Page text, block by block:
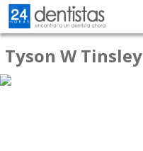
Tyson W Tinsley